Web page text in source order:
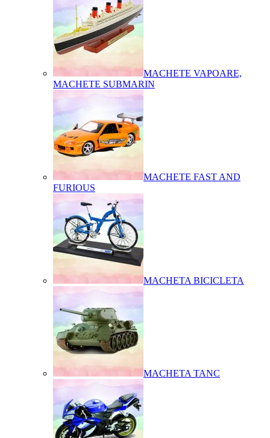
MACHETE VAPOARE,
MACHETE SUBMARIN
MACHETE FAST AND
FURIOUS
MACHETA BICICLETA
MACHETA TANC